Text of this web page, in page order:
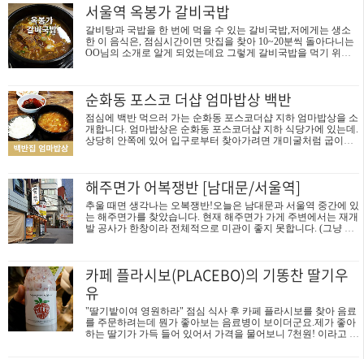
서울역 옥봉가 갈비국밥
갈비탕과 국밥을 한 번에 먹을 수 있는 갈비국밥,저에게는 생소
한 이 음식은, 점심시간이면 맛집을 찾아 10~20분씩 돌아다니는
OO님의 소개로 알게 되었는데요 그렇게 갈비국밥을 먹기 위해
저 입구에서 바로 지하 1층으로 내려가면 됩니다 옥봉가의 기본
반찬은 일반적입니다.고추가 매워 보이네요 ^^ 주문한 메뉴는 갈
비국밥으로 옥봉가 메뉴중에 갈비국밥은 1만원으로 가장 저렴합
니다. 주문 후에 상당히 오랜 시간이 흘러 전설의 음식 갈비국밥
이 나왔습니다 맛은, 칼칼하게 매운맛으로 육개장 같은 맛이었습
순화동 포스코 더샵 엄마밥상 백반
점심에 백반 먹으러 가는 순화동 포스코더샵 지하 엄마밥상을 소
개합니다. 엄마밥상은 순화동 포스코더샵 지하 식당가에 있는데.
상당히 안쪽에 있어 입구로부터 찾아가려면 개미굴처럼 굽이굽
조금 작고 점심에만 잠깐 손님이 많습니다. 점심 메뉴는 단순합
니다.엄마밥상이라는 백반과 제육볶음, 오징어볶음 뿐입니다.가
격은 6천원~7천원으로 저렴한 편입니다. 백반 전문이라 백반을
주문하면 종업원이 바로 음식을 셋팅해 주시기 때문에 바로 식사
가 가능합니다.추가 메뉴인 오징어볶음이나 제육볶음도 아무리
해주면가 어복쟁반 [남대문/서울역]
추울 때면 생각나는 오복쟁반!오늘은 남대문과 서울역 중간에 있
는 해주면가를 찾았습니다. 현재 해주면가 가게 주변에서는 재개
발 공사가 한창이라 전체적으로 미관이 좋지 못합니다. (그냥 엉
지인의 말에 의하면 김치말이국수가 또 맛있다고 합니다. 점심에
도 들러보시는 것도 좋을 것 같습니다. 주문한 어복쟁반 중짜가
나왔습니다.오복쟁반은 맑은 국물에 각종 야채를 깔고 소고기와
만두를 올려 무척 푸짐해 보입니다. 먼저 한 젓가락 먹어봤습니
다.음.. 약간은 심심한듯한 담백한 맛으로 자극적이지 않고 먹을
수록 진해지는 맛..
카페 플라시보(PLACEBO)의 기똥찬 딸기우
유
"딸기밭이여 영원하라" 점심 식사 후 카페 플라시보를 찾아 음료
를 주문하려는데 뭔가 좋아보는 음료병이 보이더군요.제가 좋아
하는 딸기가 가득 들어 있어서 가격을 물어보니 7천원! 이라고 하